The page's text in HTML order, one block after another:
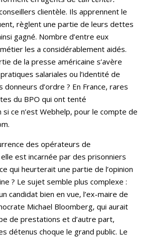
clientèle. Ils apprennent le
règlent une partie de leurs dettes
gagné. Nombre d’entre eux
les a considérablement aidés.
de la presse américaine s’avère
salariales ou l’identité de
donneurs d’ordre ? En France, rares
du BPO qui ont tenté
si ce n’est Webhelp, pour le compte de
des opérateurs de
est incarnée par des prisonniers
qui heurterait une partie de l’opinion
? Le sujet semble plus complexe :
candidat bien en vue, l’ex-maire de
Michael Bloomberg, qui aurait
de prestations et d’autre part,
détenus choque le grand public. Le